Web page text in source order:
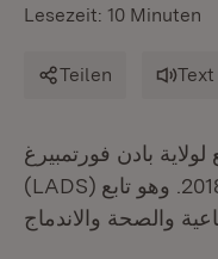
Lesezeit: 10 Minuten
Teilen
بادن فورتمبيرغ
(LADS) موجود منذ نوفمبر من عام 2018. وهو تابع